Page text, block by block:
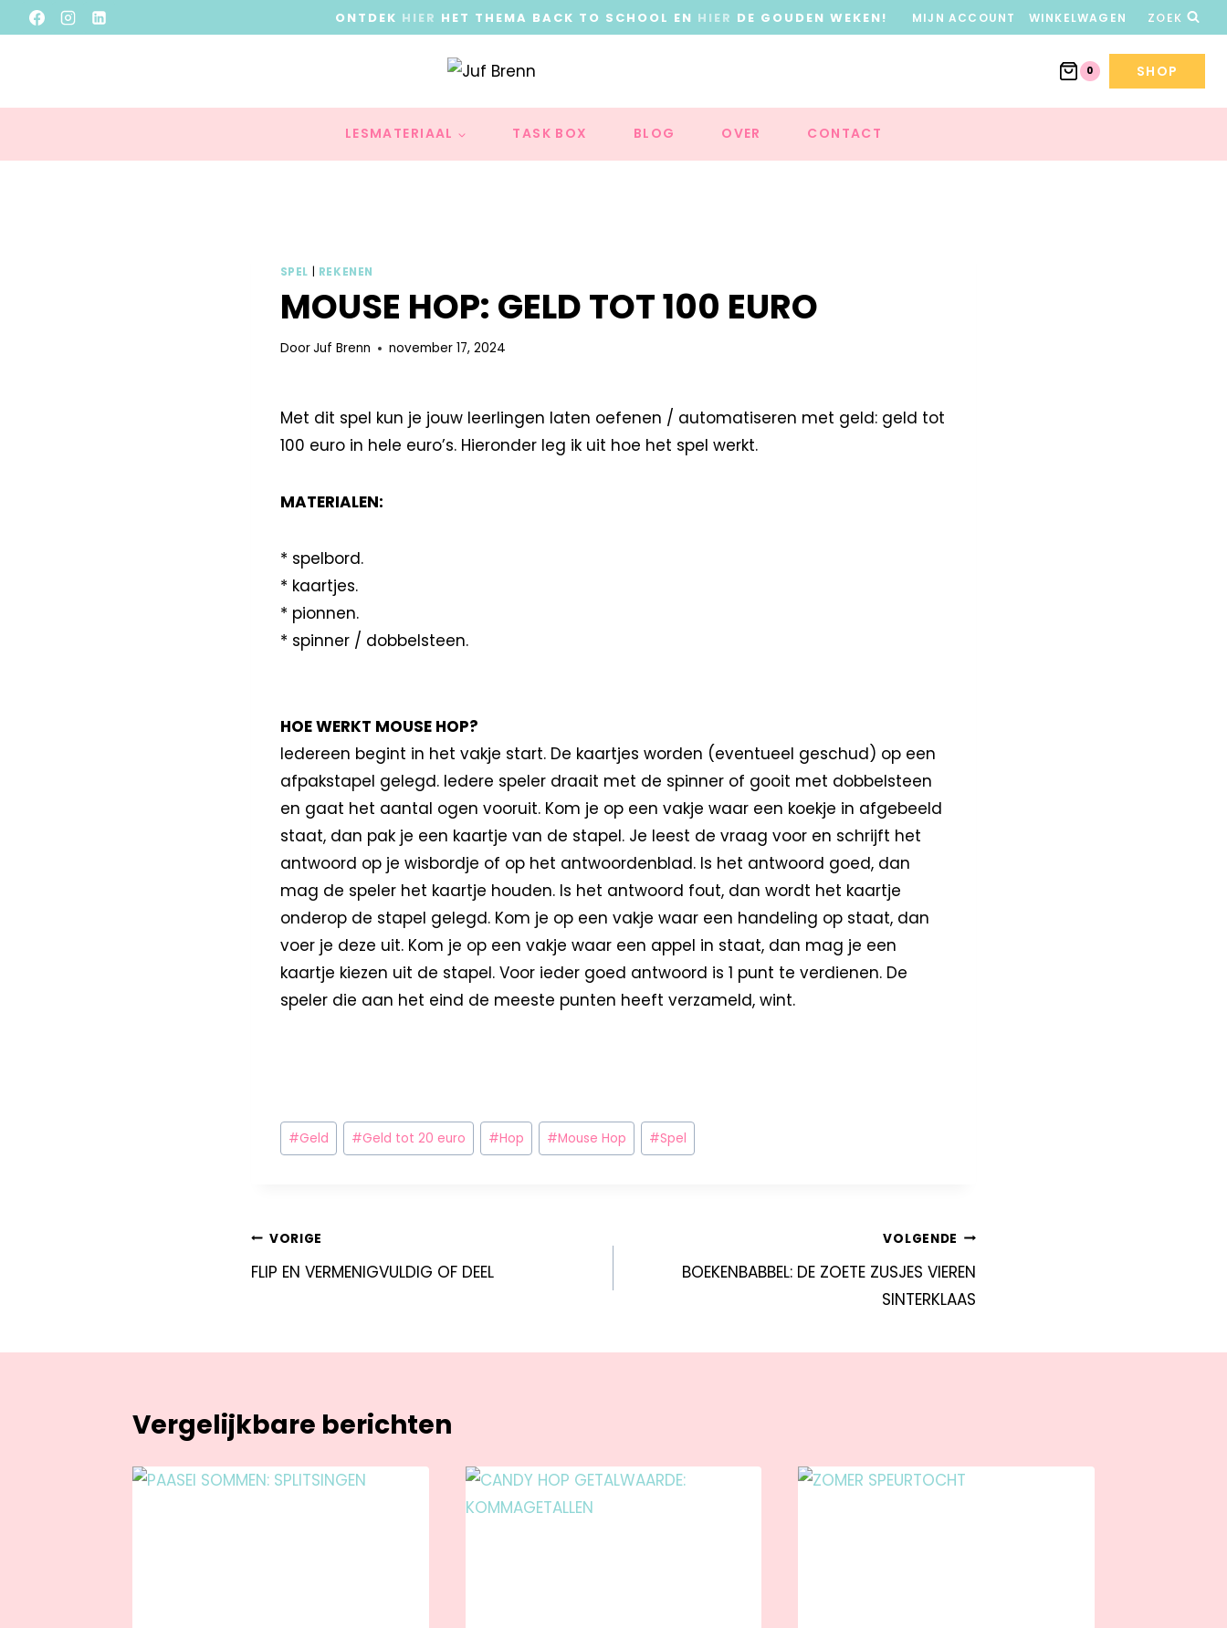
ONTDEK HIER HET THEMA BACK TO SCHOOL EN HIER DE GOUDEN WEKEN! MIJN ACCOUNT WINKELWAGEN ZOEK
0 SHOP
LESMATERIAAL TASK BOX BLOG OVER CONTACT
SPEL REKENEN
MOUSE HOP: GELD TOT 100 EURO
DoorJuf Brenn november 17, 2024
Met dit spel kun je jouw leerlingen laten oefenen / automatiseren met geld: geld tot
100 euro in hele euro’s. Hieronder leg ik uit hoe het spel werkt.
MATERIALEN:
* spelbord.
* kaartjes.
* pionnen.
* spinner / dobbelsteen.
HOE WERKT MOUSE HOP?
Iedereen begint in het vakje start. De kaartjes worden (eventueel geschud) op een
afpakstapel gelegd. Iedere speler draait met de spinner of gooit met dobbelsteen
en gaat het aantal ogen vooruit. Kom je op een vakje waar een koekje in afgebeeld
staat, dan pak je een kaartje van de stapel. Je leest de vraag voor en schrijft het
antwoord op je wisbordje of op het antwoordenblad. Is het antwoord goed, dan
mag de speler het kaartje houden. Is het antwoord fout, dan wordt het kaartje
onderop de stapel gelegd. Kom je op een vakje waar een handeling op staat, dan
voer je deze uit. Kom je op een vakje waar een appel in staat, dan mag je een
kaartje kiezen uit de stapel. Voor ieder goed antwoord is 1 punt te verdienen. De
speler die aan het eind de meeste punten heeft verzameld, wint.
#Geld #Geld tot 20 euro #Hop #Mouse Hop #Spel
VORIGE
FLIP EN VERMENIGVULDIG OF DEEL
VOLGENDE
BOEKENBABBEL: DE ZOETE ZUSJES VIEREN
SINTERKLAAS
Vergelijkbare berichten